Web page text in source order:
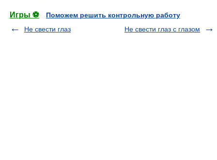
Игры ⚽
Поможем решить контрольную работу
Не свести глаз
Не свести глаз с глазом